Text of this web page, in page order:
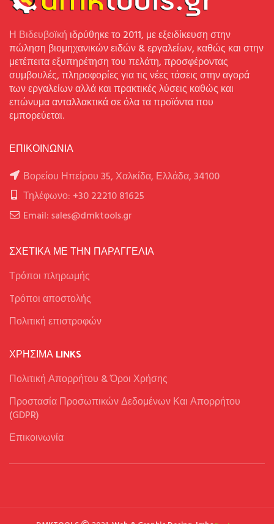
Η Βιδευβοϊκή ιδρύθηκε το 2011, με εξειδίκευση στην
πώληση βιομηχανικών ειδών & εργαλείων, καθώς και στην
μετέπειτα εξυπηρέτηση του πελάτη, προσφέροντας
συμβουλές, πληροφορίες για τις νέες τάσεις στην αγορά
των εργαλείων αλλά και πρακτικές λύσεις καθώς και
επώνυμα ανταλλακτικά σε όλα τα προϊόντα που
εμπορεύεται.
ΕΠΙΚΟΙΝΩΝΙΑ
Βορείου Ηπείρου 35, Χαλκίδα, Ελλάδα, 34100
Τηλέφωνο: +30 22210 81625
Email: sales@dmktools.gr
ΣΧΕΤΙΚΑ ΜΕ ΤΗΝ ΠΑΡΑΓΓΕΛΙΑ
Τρόποι πληρωμής
Tρόποι αποστολής
Πολιτική επιστροφών
ΧΡΉΣΙΜΑ LINKS
Πολιτική Απορρήτου & Όροι Χρήσης
Προστασία Προσωπικών Δεδομένων Και Απορρήτου
(GDPR)
Επικοινωνία